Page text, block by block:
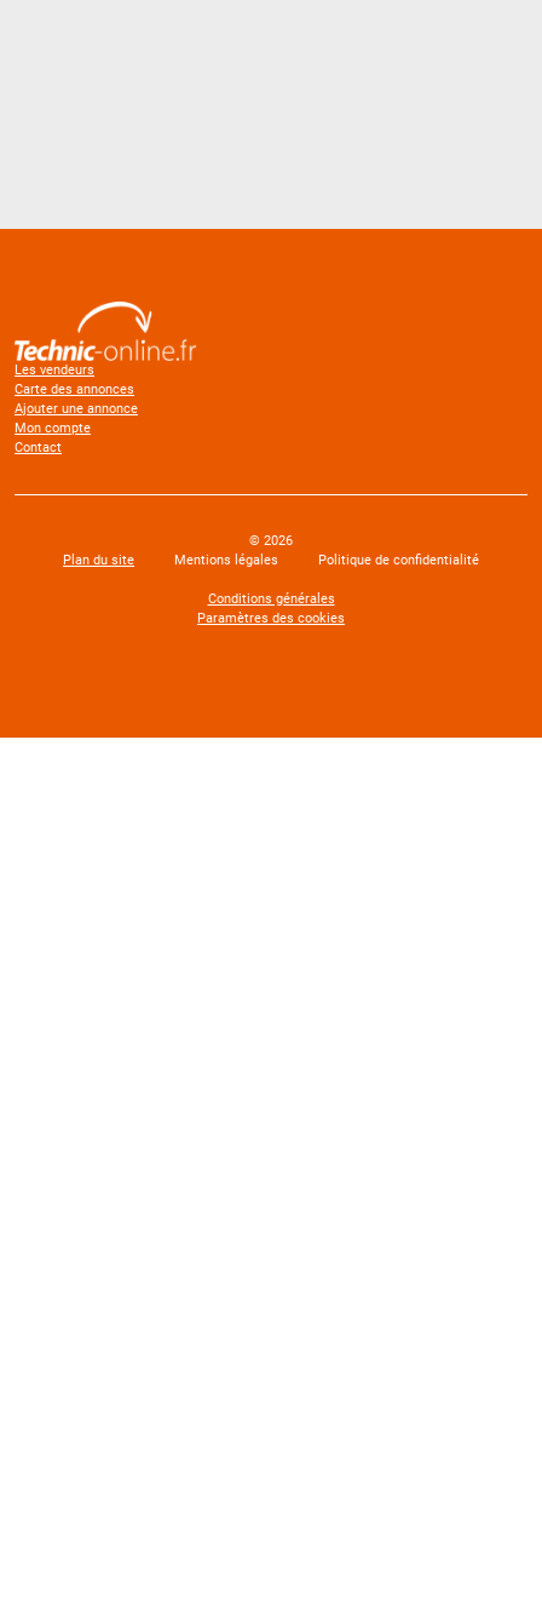
Les vendeurs
Carte des annonces
Ajouter une annonce
Mon compte
Contact
© 2026
Plan du site
Mentions légales Politique de confidentialité
Conditions générales
Paramètres des cookies